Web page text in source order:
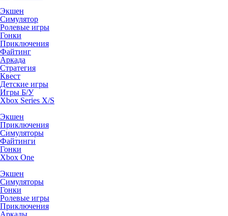
Экшен
Симулятор
Ролевые игры
Гонки
Приключения
Файтинг
Аркада
Стратегия
Квест
Детские игры
Игры Б/У
Xbox Series X/S
Экшен
Приключения
Симуляторы
Файтинги
Гонки
Xbox One
Экшен
Симуляторы
Гонки
Ролевые игры
Приключения
Аркады